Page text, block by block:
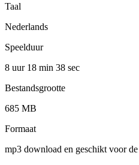
Taal
Nederlands
Speelduur
8 uur 18 min 38 sec
Bestandsgrootte
685 MB
Formaat
mp3 download en geschikt voor